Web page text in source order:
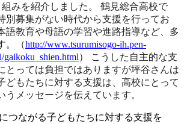
みを紹介しました。 鶴見総合高校で
別募集がない時代から支援を行ってお
語教育や母語の学習や進路指導など、多
。（http://www.tsurumisogo-ih.pen-
gaikoku_shien.html） こうした自主的な支
とっては負担ではありますが坪谷さんは
どもたちに対する支援は、高校にとって
うメッセージを伝えています。
つながる子どもたちに対する支援を